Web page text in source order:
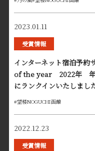
2023.01.11
受賞情報
インターネット宿泊予
of the year 2022年 年
にランクインいたしまし
#望楼NOGUCHI函館
2022.12.23
受賞情報